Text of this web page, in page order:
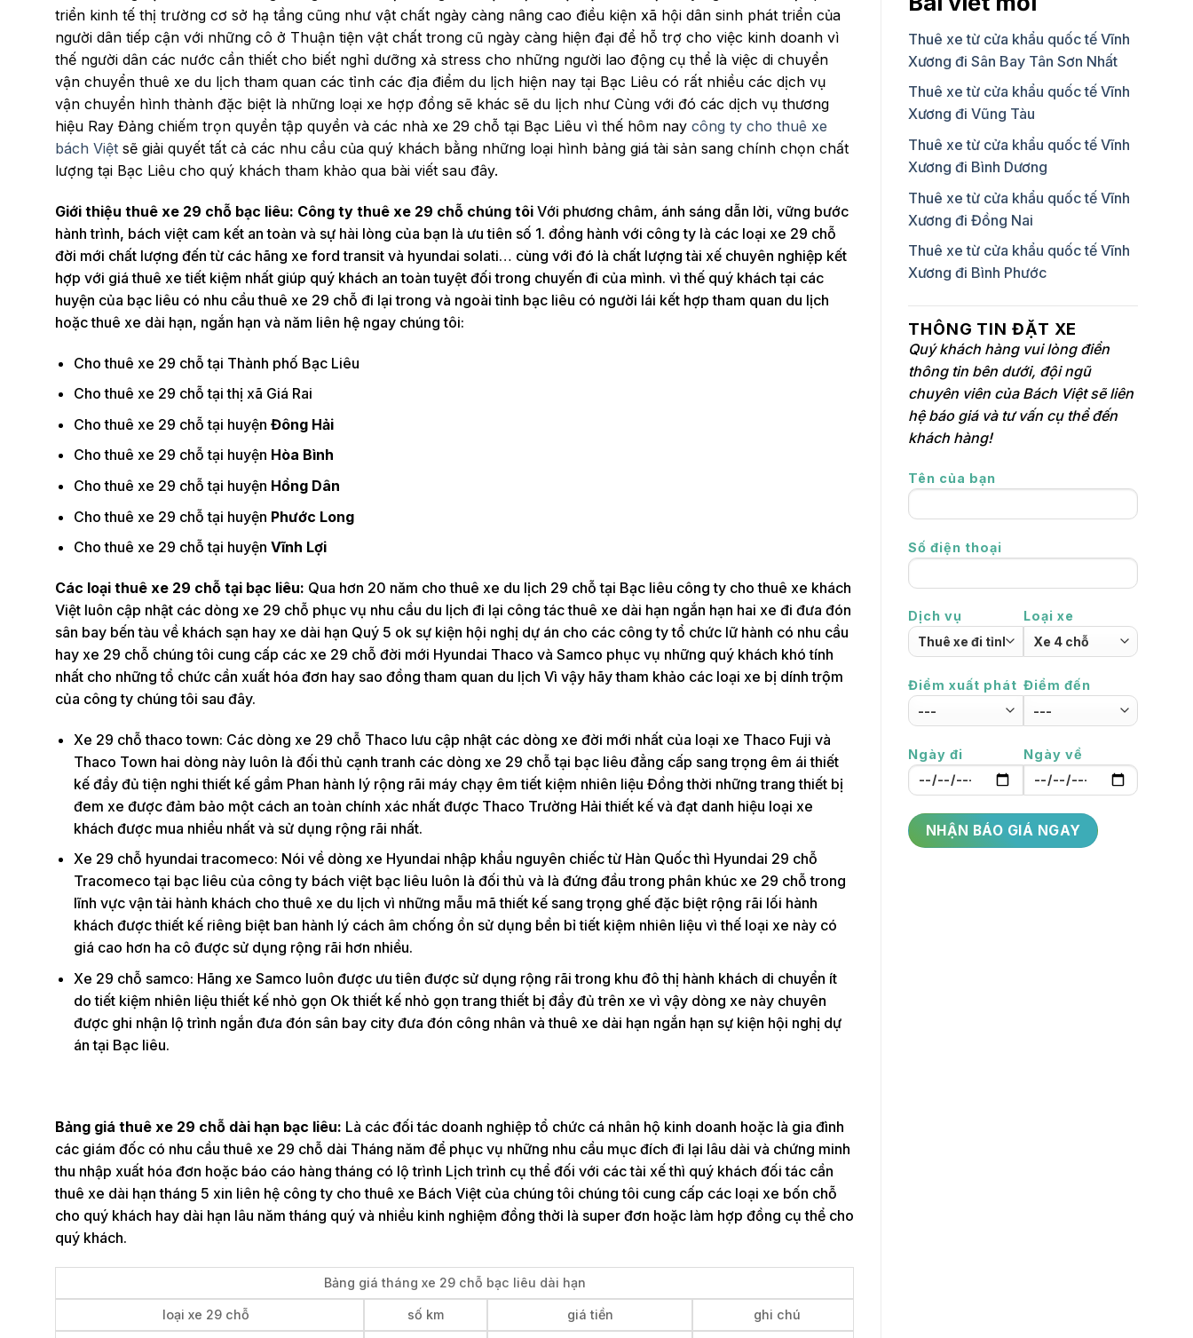
triển kinh tế thị trường cơ sở hạ tầng cũng như vật chất ngày càng nâng cao điều kiện xã hội dân sinh phát triển của
người dân tiếp cận với những cô ở Thuận tiện vật chất trong cũ ngày càng hiện đại để hỗ trợ cho việc kinh doanh vì
thế người dân các nước cần thiết cho biết nghỉ dưỡng xả stress cho những người lao động cụ thể là việc di chuyển
vận chuyển thuê xe du lịch tham quan các tỉnh các địa điểm du lịch hiện nay tại Bạc Liêu có rất nhiều các dịch vụ
vận chuyển hình thành đặc biệt là những loại xe hợp đồng sẽ khác sẽ du lịch như Cùng với đó các dịch vụ thương
hiệu Ray Đảng chiếm trọn quyền tập quyền và các nhà xe 29 chỗ tại Bạc Liêu vì thế hôm nay công ty cho thuê xe
bách Việt sẽ giải quyết tất cả các nhu cầu của quý khách bằng những loại hình bảng giá tài sản sang chính chọn chất
lượng tại Bạc Liêu cho quý khách tham khảo qua bài viết sau đây.
Giới thiệu thuê xe 29 chỗ bạc liêu: Công ty thuê xe 29 chỗ chúng tôi Với phương châm, ánh sáng dẫn lời, vững bước
hành trình, bách việt cam kết an toàn và sự hài lòng của bạn là ưu tiên số 1. đồng hành với công ty là các loại xe 29 chỗ
đời mới chất lượng đến từ các hãng xe ford transit và hyundai solati… cùng với đó là chất lượng tài xế chuyên nghiệp kết
hợp với giá thuê xe tiết kiệm nhất giúp quý khách an toàn tuyệt đối trong chuyến đi của mình. vì thế quý khách tại các
huyện của bạc liêu có nhu cầu thuê xe 29 chỗ đi lại trong và ngoài tỉnh bạc liêu có người lái kết hợp tham quan du lịch
hoặc thuê xe dài hạn, ngắn hạn và năm liên hệ ngay chúng tôi:
Cho thuê xe 29 chỗ tại Thành phố Bạc Liêu
Cho thuê xe 29 chỗ tại thị xã Giá Rai
Cho thuê xe 29 chỗ tại huyện Đông Hải
Cho thuê xe 29 chỗ tại huyện Hòa Bình
Cho thuê xe 29 chỗ tại huyện Hồng Dân
Cho thuê xe 29 chỗ tại huyện Phước Long
Cho thuê xe 29 chỗ tại huyện Vĩnh Lợi
Các loại thuê xe 29 chỗ tại bạc liêu: Qua hơn 20 năm cho thuê xe du lịch 29 chỗ tại Bạc liêu công ty cho thuê xe khách
Việt luôn cập nhật các dòng xe 29 chỗ phục vụ nhu cầu du lịch đi lại công tác thuê xe dài hạn ngắn hạn hai xe đi đưa đón
sân bay bến tàu về khách sạn hay xe dài hạn Quý 5 ok sự kiện hội nghị dự án cho các công ty tổ chức lữ hành có nhu cầu
hay xe 29 chỗ chúng tôi cung cấp các xe 29 chỗ đời mới Hyundai Thaco và Samco phục vụ những quý khách khó tính
nhất cho những tổ chức cần xuất hóa đơn hay sao đồng tham quan du lịch Vì vậy hãy tham khảo các loại xe bị dính trộm
của công ty chúng tôi sau đây.
Xe 29 chỗ thaco town: Các dòng xe 29 chỗ Thaco lưu cập nhật các dòng xe đời mới nhất của loại xe Thaco Fuji và
Thaco Town hai dòng này luôn là đối thủ cạnh tranh các dòng xe 29 chỗ tại bạc liêu đẳng cấp sang trọng êm ái thiết
kế đầy đủ tiện nghi thiết kế gầm Phan hành lý rộng rãi máy chạy êm tiết kiệm nhiên liệu Đồng thời những trang thiết bị
đem xe được đảm bảo một cách an toàn chính xác nhất được Thaco Trường Hải thiết kế và đạt danh hiệu loại xe
khách được mua nhiều nhất và sử dụng rộng rãi nhất.
Xe 29 chỗ hyundai tracomeco: Nói về dòng xe Hyundai nhập khẩu nguyên chiếc từ Hàn Quốc thì Hyundai 29 chỗ
Tracomeco tại bạc liêu của công ty bách việt bạc liêu luôn là đối thủ và là đứng đầu trong phân khúc xe 29 chỗ trong
lĩnh vực vận tải hành khách cho thuê xe du lịch vì những mẫu mã thiết kế sang trọng ghế đặc biệt rộng rãi lối hành
khách được thiết kế riêng biệt ban hành lý cách âm chống ồn sử dụng bền bỉ tiết kiệm nhiên liệu vì thế loại xe này có
giá cao hơn ha cô được sử dụng rộng rãi hơn nhiều.
Xe 29 chỗ samco: Hãng xe Samco luôn được ưu tiên được sử dụng rộng rãi trong khu đô thị hành khách di chuyển ít
do tiết kiệm nhiên liệu thiết kế nhỏ gọn Ok thiết kế nhỏ gọn trang thiết bị đầy đủ trên xe vì vậy dòng xe này chuyên
được ghi nhận lộ trình ngắn đưa đón sân bay city đưa đón công nhân và thuê xe dài hạn ngắn hạn sự kiện hội nghị dự
án tại Bạc liêu.
Bảng giá thuê xe 29 chỗ dài hạn bạc liêu: Là các đối tác doanh nghiệp tổ chức cá nhân hộ kinh doanh hoặc là gia đình
các giám đốc có nhu cầu thuê xe 29 chỗ dài Tháng năm để phục vụ những nhu cầu mục đích đi lại lâu dài và chứng minh
thu nhập xuất hóa đơn hoặc báo cáo hàng tháng có lộ trình Lịch trình cụ thể đối với các tài xế thì quý khách đối tác cần
thuê xe dài hạn tháng 5 xin liên hệ công ty cho thuê xe Bách Việt của chúng tôi chúng tôi cung cấp các loại xe bốn chỗ
cho quý khách hay dài hạn lâu năm tháng quý và nhiều kinh nghiệm đồng thời là super đơn hoặc làm hợp đồng cụ thể cho
quý khách.
Bảng giá tháng xe 29 chỗ bạc liêu dài hạn
loại xe 29 chỗ số km giá tiền ghi chú
Thuê xe từ cửa khẩu quốc tế Vĩnh
Xương đi Sân Bay Tân Sơn Nhất
Thuê xe từ cửa khẩu quốc tế Vĩnh
Xương đi Vũng Tàu
Thuê xe từ cửa khẩu quốc tế Vĩnh
Xương đi Bình Dương
Thuê xe từ cửa khẩu quốc tế Vĩnh
Xương đi Đồng Nai
Thuê xe từ cửa khẩu quốc tế Vĩnh
Xương đi Bình Phước
THÔNG TIN ĐẶT XE
Quý khách hàng vui lòng điền
thông tin bên dưới, đội ngũ
chuyên viên của Bách Việt sẽ liên
hệ báo giá và tư vấn cụ thể đến
khách hàng!
Tên của bạn
Số điện thoại
Dịch vụ Loại xe
Điểm xuất phát Điểm đến
Ngày đi Ngày về